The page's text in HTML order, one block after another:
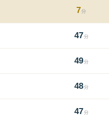
7分
47分
49分
48分
47分